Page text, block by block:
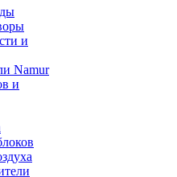
и
Namur
и